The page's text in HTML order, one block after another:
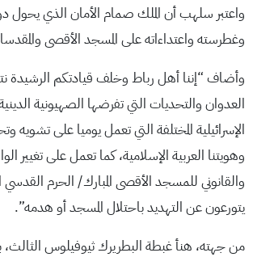
واعتبر سلهب أن الملك صمام الأمان الذي يحول
وغطرسته واعتداءاته على المسجد الأقصى
وأضاف “إننا أهل رباط وخلف قيادتكم
العدوان والتحديات التي تفرضها الصهيونية
الإسرائيلية المختلفة التي تعمل يوميا على تشويه
وهويتنا العربية الإسلامية، كما تعمل على تغيير
والقانوني للمسجد الأقصى المبارك/ الحرم
يتورعون عن التهديد باحتلال المسجد أو هدمه”.
من جهته، هنأ غبطة البطريرك ثيوفيلوس